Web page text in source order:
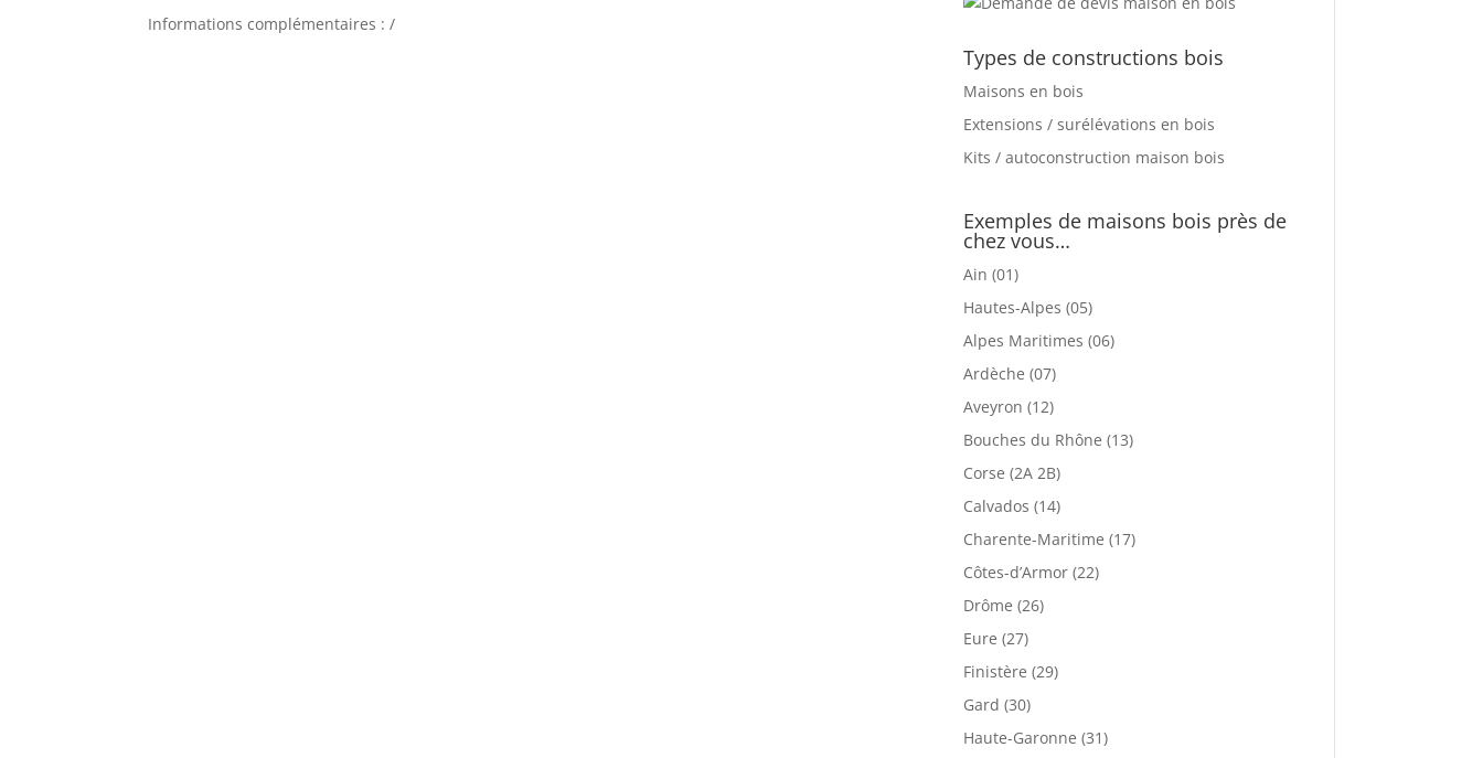
Informations complémentaires : /
Types de constructions bois
Maisons en bois
Extensions / surélévations en bois
Kits / autoconstruction maison bois
Exemples de maisons bois près de
chez vous…
Ain (01)
Hautes-Alpes (05)
Alpes Maritimes (06)
Ardèche (07)
Aveyron (12)
Bouches du Rhône (13)
Corse (2A 2B)
Calvados (14)
Charente-Maritime (17)
Côtes-d’Armor (22)
Drôme (26)
Eure (27)
Finistère (29)
Gard (30)
Haute-Garonne (31)